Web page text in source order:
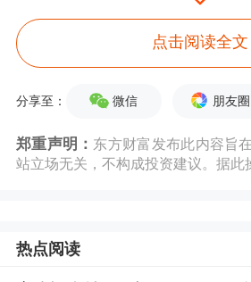
吉利控股高级副总裁杨
局表示，吉利控股将向
车辆“没有纯粹的燃油车
近年来，吉利控股以
点击阅读全文
分享至： 微信 朋友圈
郑重声明： 东方财富发布此内容旨
站立场无关，不构成投资建议。据此
热点阅读